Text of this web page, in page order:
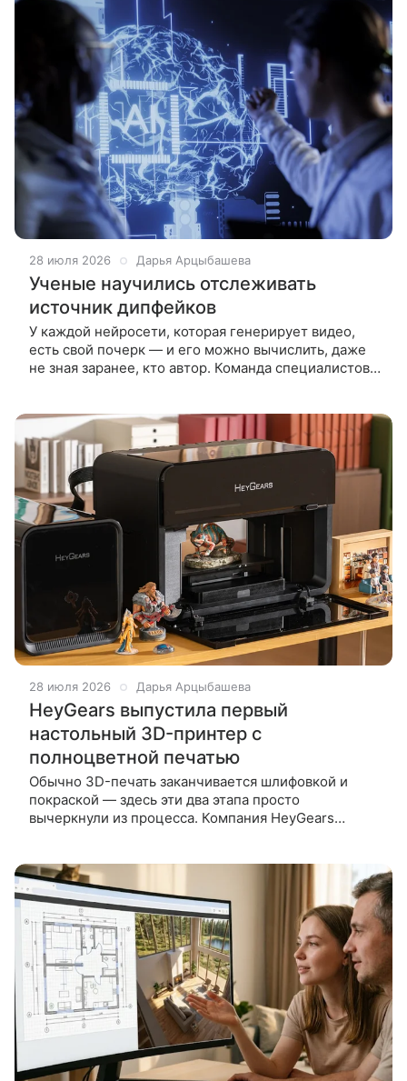
28 июля 2026 Дарья Арцыбашева
Ученые научились отслеживать
источник дипфейков
У каждой нейросети, которая генерирует видео,
есть свой почерк — и его можно вычислить, даже
не зная заранее, кто автор. Команда специалистов
28 июля 2026 Дарья Арцыбашева
HeyGears выпустила первый
настольный 3D-принтер с
полноцветной печатью
Обычно 3D-печать заканчивается шлифовкой и
покраской — здесь эти два этапа просто
вычеркнули из процесса. Компания HeyGears